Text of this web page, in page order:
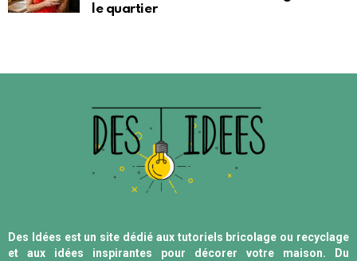
le quartier
Des Idées est un site dédié aux tutoriels bricolage ou recyclage
et aux idées inspirantes pour décorer votre maison. Du